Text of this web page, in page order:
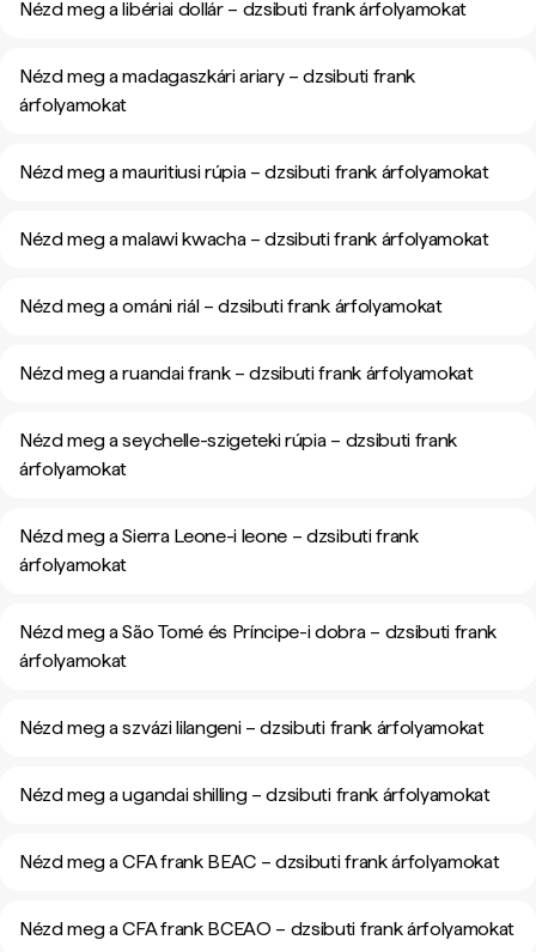
Nézd meg a libériai dollár – dzsibuti frank árfolyamokat
Nézd meg a madagaszkári ariary – dzsibuti frank
árfolyamokat
Nézd meg a mauritiusi rúpia – dzsibuti frank árfolyamokat
Nézd meg a malawi kwacha – dzsibuti frank árfolyamokat
Nézd meg a ománi riál – dzsibuti frank árfolyamokat
Nézd meg a ruandai frank – dzsibuti frank árfolyamokat
Nézd meg a seychelle-szigeteki rúpia – dzsibuti frank
árfolyamokat
Nézd meg a Sierra Leone-i leone – dzsibuti frank
árfolyamokat
Nézd meg a São Tomé és Príncipe-i dobra – dzsibuti frank
árfolyamokat
Nézd meg a szvázi lilangeni – dzsibuti frank árfolyamokat
Nézd meg a ugandai shilling – dzsibuti frank árfolyamokat
Nézd meg a CFA frank BEAC – dzsibuti frank árfolyamokat
Nézd meg a CFA frank BCEAO – dzsibuti frank árfolyamokat